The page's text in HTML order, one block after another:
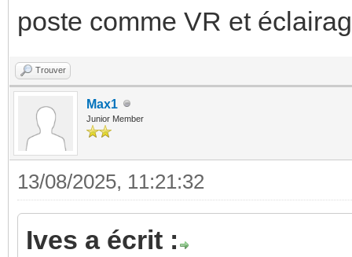
poste comme VR et
Trouver
Max1
Junior Member
13/08/2025, 11:21:32
Ives a écrit :